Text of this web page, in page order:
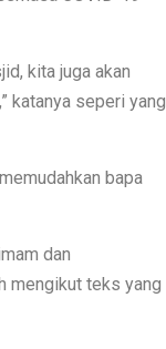
kita juga akan
katanya seperi yang
bapa
dan
mengikut teks yang